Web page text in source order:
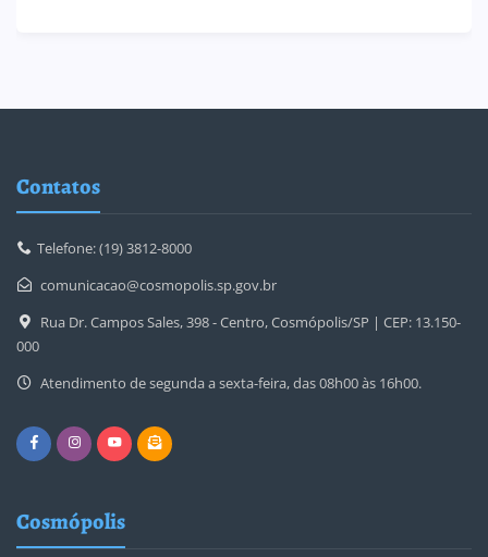
Contatos
Telefone: (19) 3812-8000
comunicacao@cosmopolis.sp.gov.br
Rua Dr. Campos Sales, 398 - Centro, Cosmópolis/SP | CEP: 13.150-
000
Atendimento de segunda a sexta-feira, das 08h00 às 16h00.
Cosmópolis